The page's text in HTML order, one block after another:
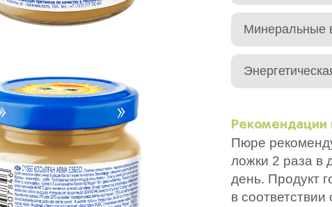
Минеральные
Рекомендации
Пюре
ложки 2 раза в
день. Продукт
в